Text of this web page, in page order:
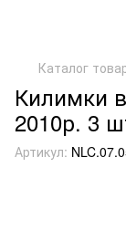
Каталог
Килимки
2010р. 3
Артикул: